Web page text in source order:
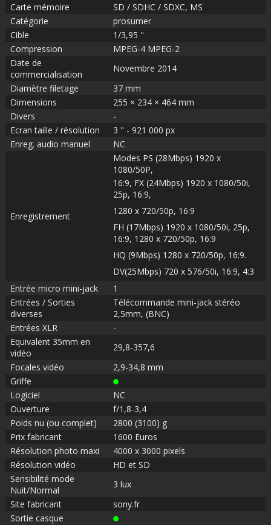
Carte mémoire
SD / SDHC / SDXC, MS
Catégorie
prosumer
Cible
1/3,95 ''
Compression
MPEG-4 MPEG-2
Date de
commercialisation
Novembre 2014
Diamètre filetage
37 mm
Dimensions
255 × 234 × 464 mm
Divers
-
Ecran taille / résolution
3 '' - 921 000 px
Enreg. audio manuel
NC
Enregistrement
Modes PS (28Mbps) 1920 x
1080/50P,
16:9, FX (24Mbps) 1920 x 1080/50i,
25p, 16:9,
1280 x 720/50p, 16:9
FH (17Mbps) 1920 x 1080/50i, 25p,
16:9, 1280 x 720/50p, 16:9
HQ (9Mbps) 1280 x 720/50p, 16:9.
DV(25Mbps) 720 x 576/50i, 16:9, 4:3
Entrée micro mini-jack
1
Entrées / Sorties
diverses
Télécommande mini-jack stéréo
2,5mm, (BNC)
Entrées XLR
-
Equivalent 35mm en
vidéo
29,8-357,6
Focales vidéo
2,9-34,8 mm
Griffe
Logiciel
NC
Ouverture
f/1,8-3,4
Poids nu (ou complet)
2800 (3100) g
Prix fabricant
1600 Euros
Résolution photo maxi
4000 x 3000 pixels
Résolution vidéo
HD et SD
Sensibilité mode
Nuit/Normal
3 lux
Site fabricant
sony.fr
Sortie casque